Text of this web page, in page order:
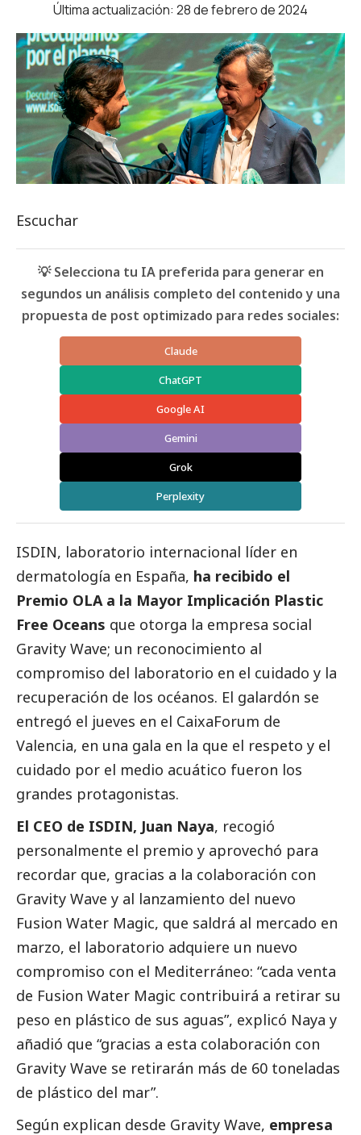
Última actualización: 28 de febrero de 2024
Escuchar
💡 Selecciona tu IA preferida para generar en
segundos un análisis completo del contenido y una
propuesta de post optimizado para redes sociales:
Claude
ChatGPT
Google AI
Gemini
Grok
Perplexity
ISDIN, laboratorio internacional líder en
dermatología en España, ha recibido el
Premio OLA a la Mayor Implicación Plastic
Free Oceans que otorga la empresa social
Gravity Wave; un reconocimiento al
compromiso del laboratorio en el cuidado y la
recuperación de los océanos. El galardón se
entregó el jueves en el CaixaForum de
Valencia, en una gala en la que el respeto y el
cuidado por el medio acuático fueron los
grandes protagonistas.
El CEO de ISDIN, Juan Naya, recogió
personalmente el premio y aprovechó para
recordar que, gracias a la colaboración con
Gravity Wave y al lanzamiento del nuevo
Fusion Water Magic, que saldrá al mercado en
marzo, el laboratorio adquiere un nuevo
compromiso con el Mediterráneo: “cada venta
de Fusion Water Magic contribuirá a retirar su
peso en plástico de sus aguas”, explicó Naya y
añadió que “gracias a esta colaboración con
Gravity Wave se retirarán más de 60 toneladas
de plástico del mar”.
Según explican desde Gravity Wave, empresa